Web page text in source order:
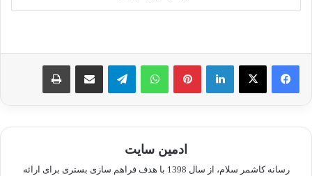
لینکدین پینترستواتس آپ تلگرام اشتراک گذاری از طریق ایمیل چاپ
ادمین سایت
رسانه کاشمر سلام، از سال 1398 با هدف فراهم سازی بستری برای ارائه